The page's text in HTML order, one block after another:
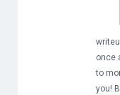
once
to
you!